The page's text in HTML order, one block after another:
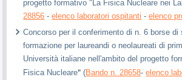
progetto formativo "La Fisica Nucleare nei
28856 -elenco laboratori ospitanti -elenco
Concorso per il conferimento di n. 6 borse di
formazione per laureandi o neolaureati di
Università italiane nell'ambito del progetto
Fisica Nucleare" (Bando n. 28658-elenco